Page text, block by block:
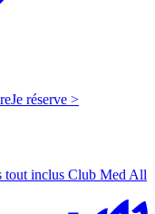
Je réserve >
tout inclus Club Med All